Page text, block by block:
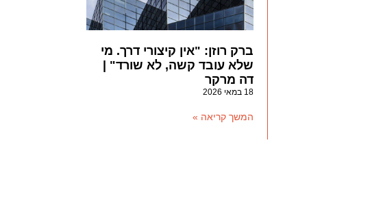
ברק רוזן: "אין קיצורי דרך. מי
שלא עובד קשה, לא שורד" |
דה מרקר
18 במאי 2026
המשך קריאה »